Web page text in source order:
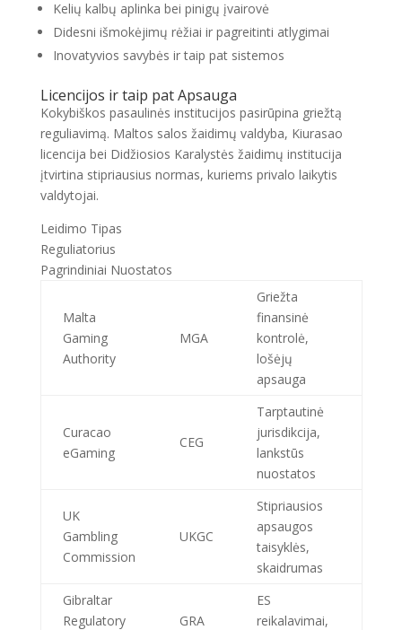
Kelių kalbų aplinka bei pinigų įvairovė
Didesni išmokėjimų rėžiai ir pagreitinti atlygimai
Inovatyvios savybės ir taip pat sistemos
Licencijos ir taip pat Apsauga
Kokybiškos pasaulinės institucijos pasirūpina griežtą
reguliavimą. Maltos salos žaidimų valdyba, Kiurasao
licencija bei Didžiosios Karalystės žaidimų institucija
įtvirtina stipriausius normas, kuriems privalo laikytis
valdytojai.
Leidimo Tipas
Reguliatorius
Pagrindiniai Nuostatos
Malta
Gaming
Authority
MGA
Griežta
finansinė
kontrolė,
lošėjų
apsauga
Curacao
eGaming
CEG
Tarptautinė
jurisdikcija,
lankstūs
nuostatos
UK
Gambling
Commission
UKGC
Stipriausios
apsaugos
taisyklės,
skaidrumas
Gibraltar
Regulatory
GRA
ES
reikalavimai,